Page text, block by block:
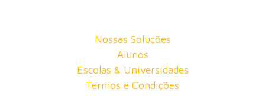
Nossas Soluções
Alunos
Escolas & Universidades
Termos e Condições